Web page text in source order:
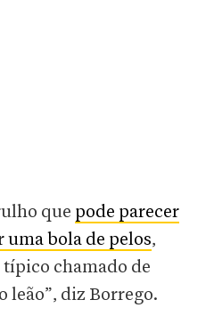
que pode parecer
uma bola de pelos,
típico chamado de
leão”, diz Borrego.